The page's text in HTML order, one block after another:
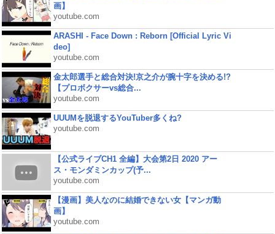
画】
youtube.com
ARASHI - Face Down : Reborn [Official Lyric Vi
deo]
youtube.com
金太郎選手と総合対決!京之介が腕十字を決める!?
【プロボクサーvs総合...
youtube.com
UUUMを脱退するYouTuber多くね?
youtube.com
【公式ライブCH1 全編】大会第2日 2020 アー
ス・モンダミンカップ(予...
youtube.com
【漫画】美人なのに結婚できない女【マンガ動
画】
youtube.com